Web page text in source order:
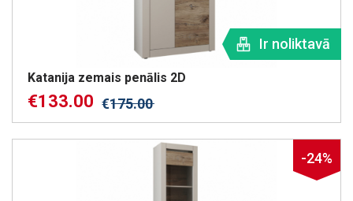
Ir noliktavā
Katanija zemais penālis 2D
€133.00 €175.00
-24%